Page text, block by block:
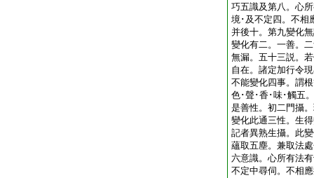
巧五識及第八。心
境･及不定四。不相
并後十。第九變化
變化有二。一善。
無漏。五十三説。
自在。諸定加行令
不能變化四事。謂
色･聲･香･味･觸五
是善性。初二門攝
變化此通三性。生
記者異熟生攝。此
蘊取五塵。兼取法
六意識。心所有法
不定中尋伺。不相